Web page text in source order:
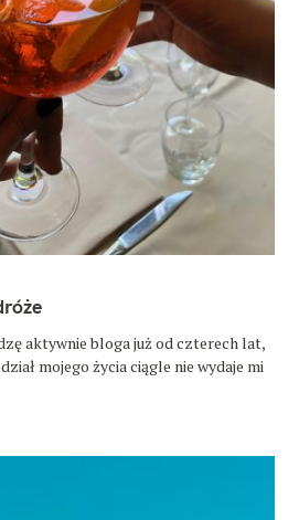
aktywnie bloga już od czterech lat,
mojego życia ciągle nie wydaje mi